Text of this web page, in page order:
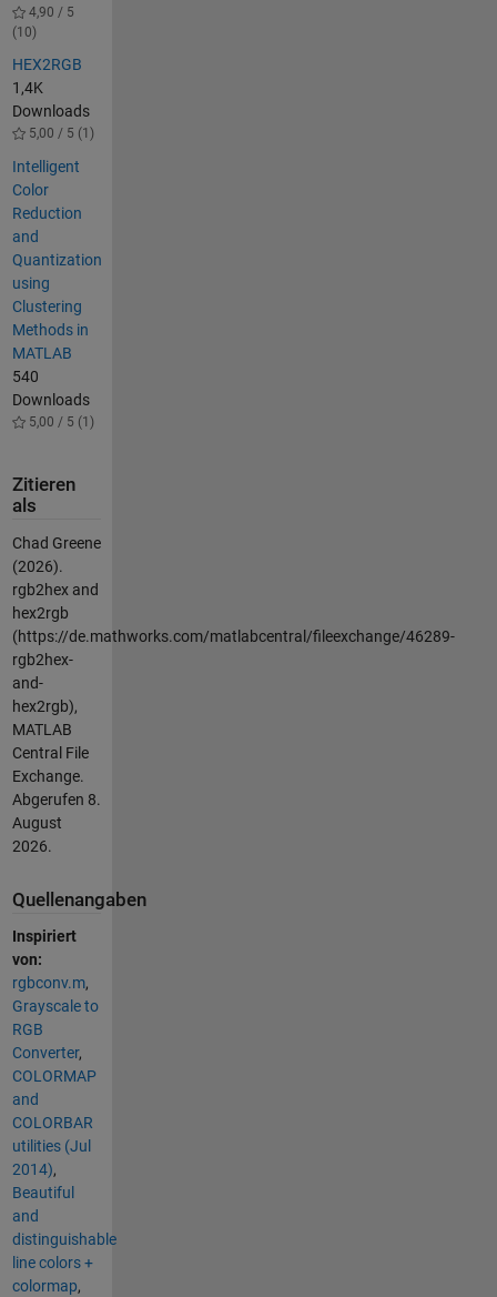
4,90 / 5
(10)
HEX2RGB
1,4K
Downloads
5,00 / 5 (1)
Intelligent
Color
Reduction
and
Quantization
using
Clustering
Methods in
MATLAB
540
Downloads
5,00 / 5 (1)
Zitieren
als
Chad Greene
(2026).
rgb2hex and
hex2rgb
(https://de.mathworks.com/matlabcentral/fileexchange/46289-
rgb2hex-
and-
hex2rgb),
MATLAB
Central File
Exchange.
Abgerufen 8.
August
2026.
Quellenangaben
Inspiriert
von:
rgbconv.m,
Grayscale to
RGB
Converter,
COLORMAP
and
COLORBAR
utilities (Jul
2014),
Beautiful
and
distinguishable
line colors +
colormap,